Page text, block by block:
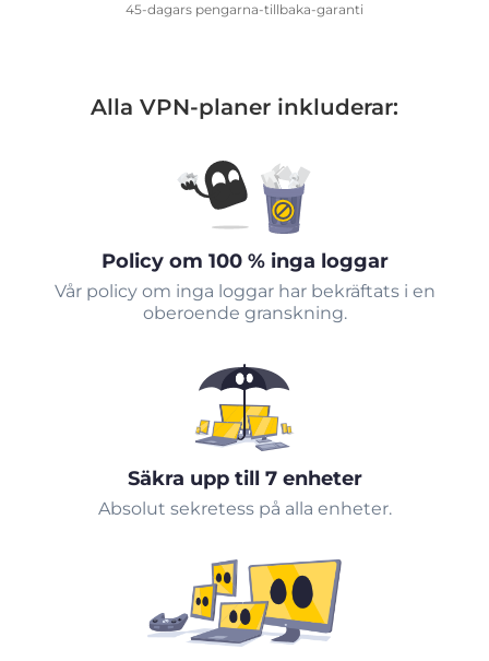
45-dagars pengarna-tillbaka-garanti
Alla VPN-planer inkluderar:
Policy om 100 % inga loggar
Vår policy om inga loggar har bekräftats i en
oberoende granskning.
Säkra upp till 7 enheter
Absolut sekretess på alla enheter.